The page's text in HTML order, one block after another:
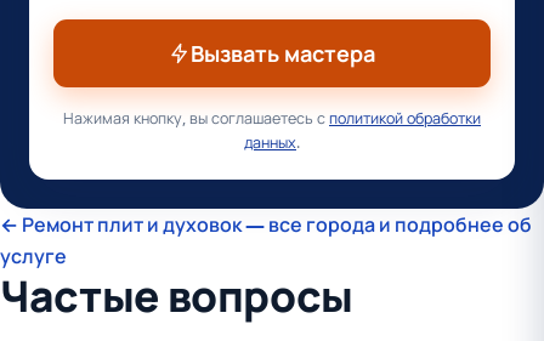
Вызвать мастера
Нажимая кнопку, вы соглашаетесь сполитикой обработки
данных.
← Ремонт плит и духовок — все города и подробнее об
услуге
Частые вопросы